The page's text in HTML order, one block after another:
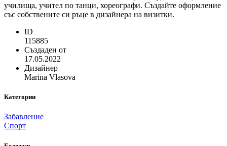
училища, учител по танци, хореографи. Създайте оформление
със собствените си ръце в дизайнера на визитки.
ID
115885
Създаден от
17.05.2022
Дизайнер
Marina Vlasova
Категории
Забавление
Спорт